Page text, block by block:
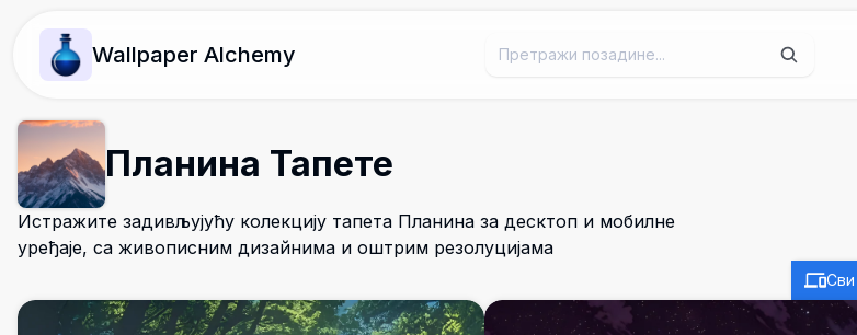
Wallpaper Alchemy
Планина Тапете
Истражите задивљујућу колекцију тапета Планина за десктоп и мобилне
уређаје, са живописним дизайнима и оштрим резолуцијама
Сви